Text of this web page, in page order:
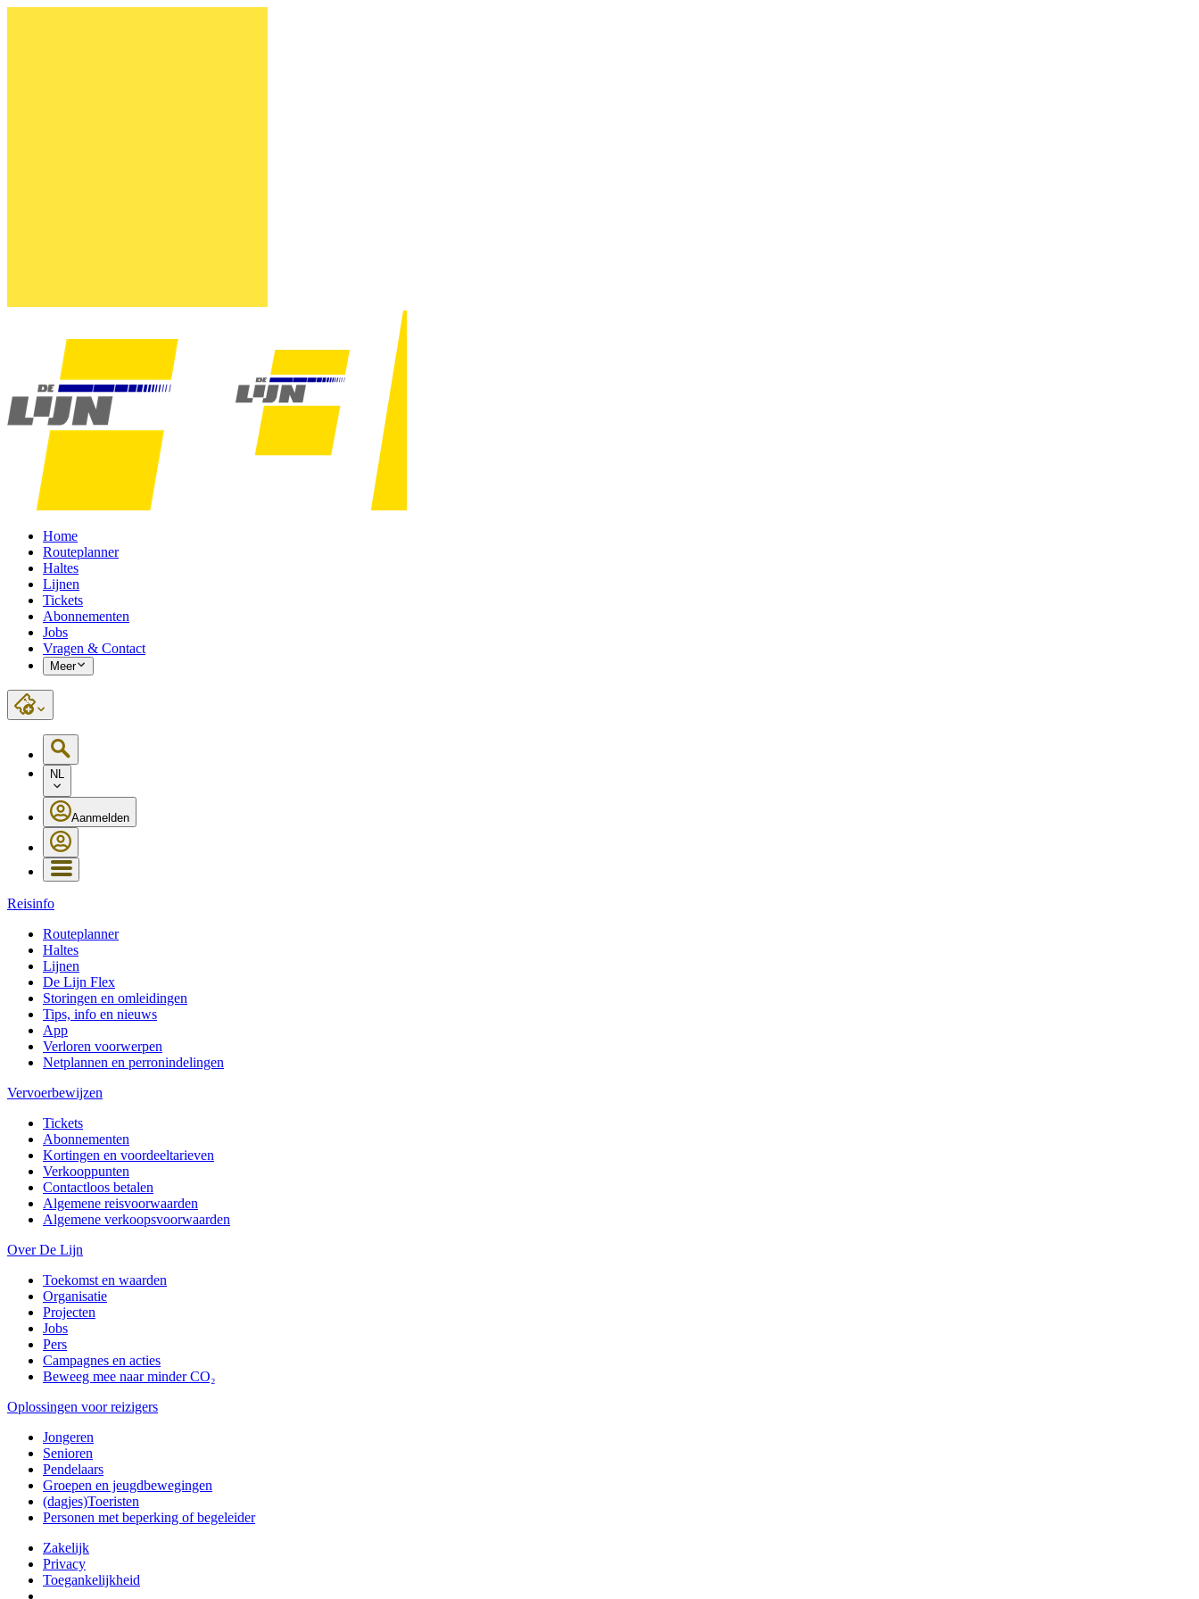
Home
Routeplanner
Haltes
Lijnen
Tickets
Abonnementen
Jobs
Vragen & Contact
Meer
NL
Aanmelden
Reisinfo
Routeplanner
Haltes
Lijnen
De Lijn Flex
Storingen en omleidingen
Tips, info en nieuws
App
Verloren voorwerpen
Netplannen en perronindelingen
Vervoerbewijzen
Tickets
Abonnementen
Kortingen en voordeeltarieven
Verkooppunten
Contactloos betalen
Algemene reisvoorwaarden
Algemene verkoopsvoorwaarden
Over De Lijn
Toekomst en waarden
Organisatie
Projecten
Jobs
Pers
Campagnes en acties
Beweeg mee naar minder CO₂
Oplossingen voor reizigers
Jongeren
Senioren
Pendelaars
Groepen en jeugdbewegingen
(dagjes)Toeristen
Personen met beperking of begeleider
Zakelijk
Privacy
Toegankelijkheid